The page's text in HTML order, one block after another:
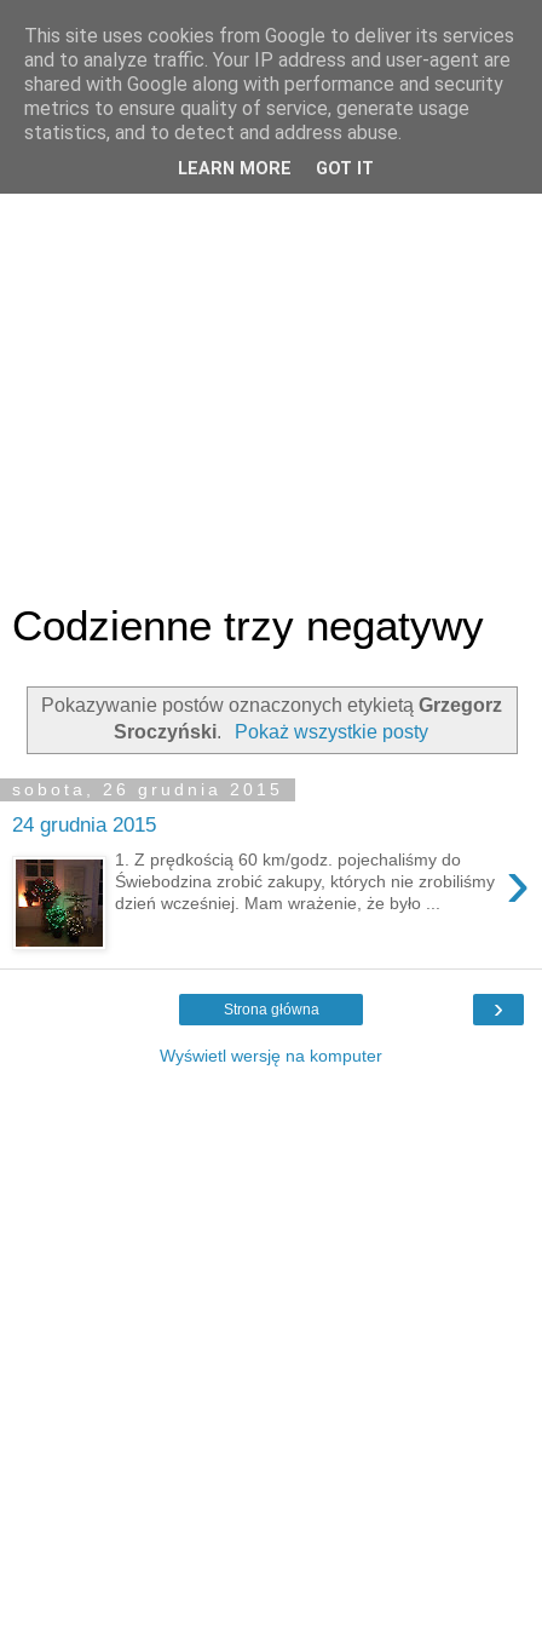
Codzienne trzy negatywy
Pokazywanie postów oznaczonych etykietą Grzegorz
Sroczyński. Pokaż wszystkie posty
sobota, 26 grudnia 2015
24 grudnia 2015
›
1. Z prędkością 60 km/godz. pojechaliśmy do
Świebodzina zrobić zakupy, których nie zrobiliśmy
dzień wcześniej. Mam wrażenie, że było ...
›
Strona główna
Wyświetl wersję na komputer
This site uses cookies from Google to deliver its services
and to analyze traffic. Your IP address and user-agent are
shared with Google along with performance and security
metrics to ensure quality of service, generate usage
statistics, and to detect and address abuse.
LEARN MORE GOT IT